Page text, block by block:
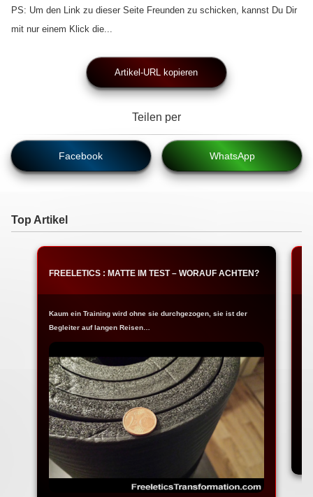
PS: Um den Link zu dieser Seite Freunden zu schicken, kannst Du Dir
mit nur einem Klick die...
Artikel-URL kopieren
Teilen per
Facebook WhatsApp
Top Artikel
FREELETICS : MATTE IM TEST – WORAUF ACHTEN?
Kaum ein Training wird ohne sie durchgezogen, sie ist der
Begleiter auf langen Reisen…